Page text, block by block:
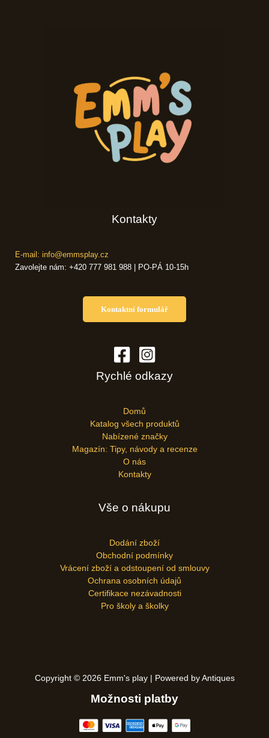
Kontakty
E-mail: info@emmsplay.cz
Zavolejte nám: +420 777 981 988 | PO-PÁ 10-15h
Kontaktní formulář
Rychlé odkazy
Domů
Katalog všech produktů
Nabízené značky
Magazín: Tipy, návody a recenze
O nás
Kontakty
Vše o nákupu
Dodání zboží
Obchodní podmínky
Vrácení zboží a odstoupení od smlouvy
Ochrana osobních údajů
Certifikace nezávadnosti
Pro školy a školky
Copyright © 2026 Emm's play | Powered by Antiques
Možnosti platby